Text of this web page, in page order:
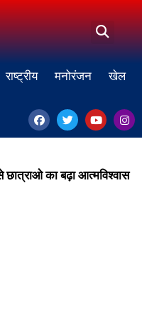
राष्ट्रीय मनोरंजन खेल
छात्राओ का बढ़ा आत्मविश्वास